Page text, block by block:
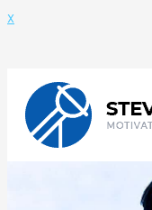
X